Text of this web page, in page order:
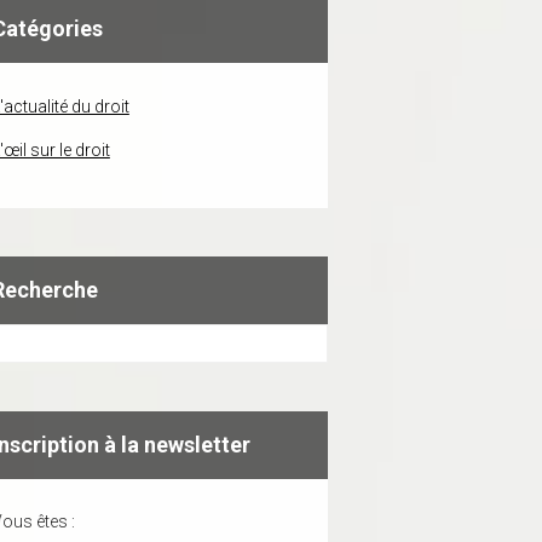
L'actualité du droit
L'œil sur le droit
à la newsletter
êtes :